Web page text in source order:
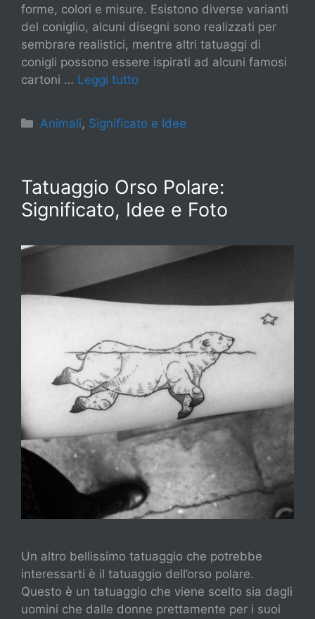
forme, colori e misure. Esistono diverse varianti
del coniglio, alcuni disegni sono realizzati per
sembrare realistici, mentre altri tatuaggi di
conigli possono essere ispirati ad alcuni famosi
cartoni … Leggi tutto
Categorie
Animali, Significato e Idee
Tatuaggio Orso Polare:
Significato, Idee e Foto
Un altro bellissimo tatuaggio che potrebbe
interessarti è il tatuaggio dell’orso polare.
Questo è un tatuaggio che viene scelto sia dagli
uomini che dalle donne prettamente per i suoi